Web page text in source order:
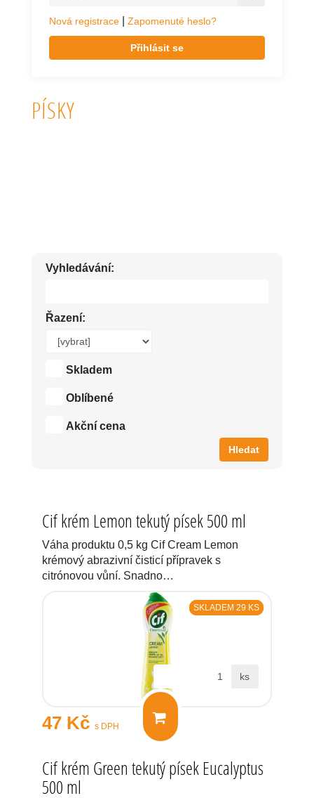
Nová registrace Zapomenuté heslo?
Přihlásit se
PÍSKY
Vyhledávání:
Řazení:
Skladem
Oblíbené
Akční cena
Hledat
Cif krém Lemon tekutý písek 500 ml
Váha produktu 0,5 kg Cif Cream Lemon
krémový abrazivní čisticí přípravek s
citrónovou vůní. Snadno…
SKLADEM 29 KS
47 Kč s DPH
ks
Cif krém Green tekutý písek Eucalyptus
500 ml